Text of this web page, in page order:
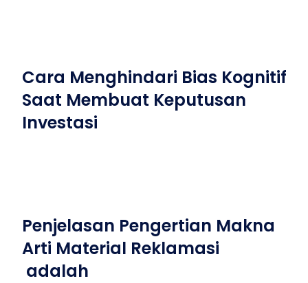
Cara Menghindari Bias Kognitif
Saat Membuat Keputusan
Investasi
Penjelasan Pengertian Makna
Arti Material Reklamasi
adalah